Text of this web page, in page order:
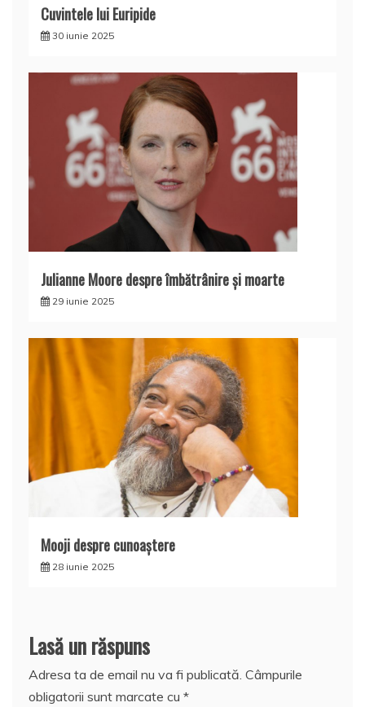
Cuvintele lui Euripide
30 iunie 2025
Julianne Moore despre îmbătrânire și moarte
29 iunie 2025
Mooji despre cunoaştere
28 iunie 2025
Lasă un răspuns
Adresa ta de email nu va fi publicată. Câmpurile
obligatorii sunt marcate cu *